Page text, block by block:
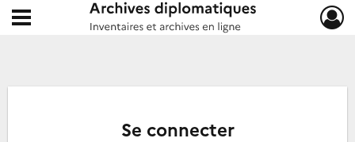
Archives diplomatiques
Ouvrir le menu déroulant
Se connecter